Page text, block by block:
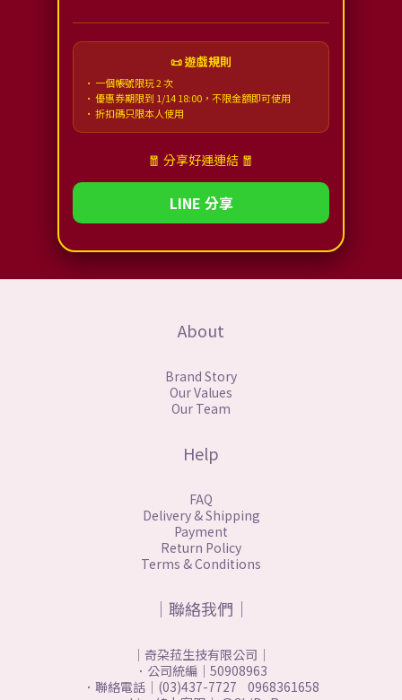
📜 遊戲規則
• 一個帳號限玩 2 次
• 優惠券期限到 1/14 18:00，不限金額即可使用
• 折扣碼只限本人使用
🧧 分享好運連結 🧧
LINE 分享
About
Brand Story
Our Values
Our Team
Help
FAQ
Delivery & Shipping
Payment
Return Policy
Terms & Conditions
｜聯絡我們｜
｜奇朶菈生技有限公司｜
．公司統編｜50908963
．聯絡電話｜(03)437-7727 0968361658